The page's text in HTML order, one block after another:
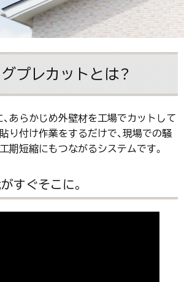
プレカットとは？
あらかじめ外壁材を工場でカットして
り付け作業をするだけで、現場での騒
期短縮にもつながるシステムです。
すぐそこに。